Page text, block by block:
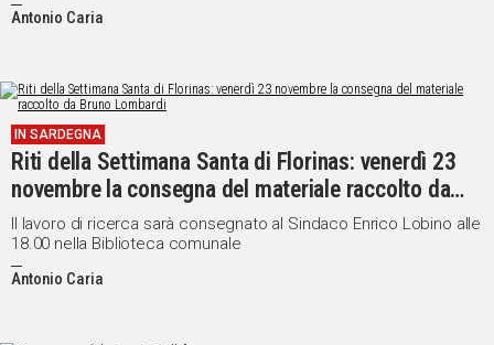
Antonio Caria
IN SARDEGNA
Riti della Settimana Santa di Florinas: venerdì 23
novembre la consegna del materiale raccolto da
Bruno Lombardi
Il lavoro di ricerca sarà consegnato al Sindaco Enrico Lobino alle
18.00 nella Biblioteca comunale
Antonio Caria